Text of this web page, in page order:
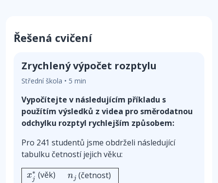
Řešená cvičení
Zrychlený výpočet rozptylu
Střední škola • 5 min
Vypočítejte v následujícím příkladu s
použítím výsledků z videa pro směrodatnou
odchylku rozptyl rychlejším způsobem:
Pro 241 studentů jsme obdrželi následující
tabulku četností jejich věku:
x∗
j
xj∗(věk) nj
nj (četnost)